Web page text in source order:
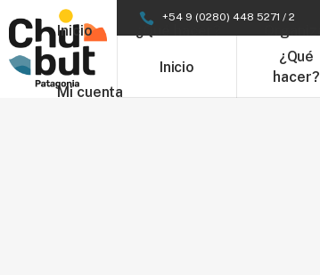
+54 9 (0280) 448 5271 / 2
Inicio
¿Qué
hacer?
Inicio ¿Qué hacer?
Mi cuenta